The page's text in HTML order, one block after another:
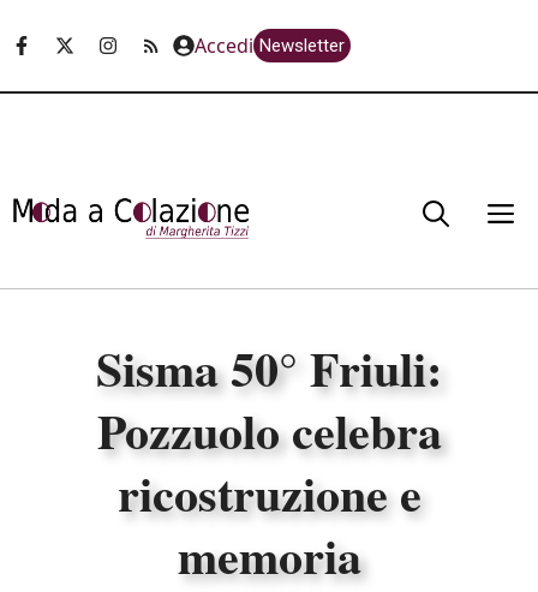
Accedi Newsletter
Sisma 50° Friuli:
Pozzuolo celebra
ricostruzione e
memoria